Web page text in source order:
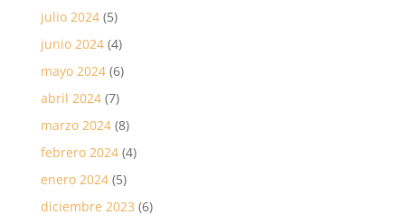
julio 2024(5)
junio 2024(4)
mayo 2024(6)
abril 2024(7)
marzo 2024(8)
febrero 2024(4)
enero 2024(5)
diciembre 2023 (6)